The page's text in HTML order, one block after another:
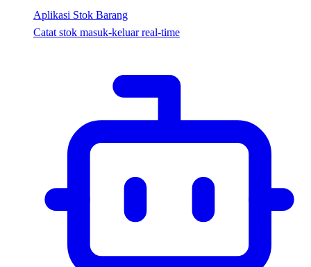
Aplikasi Stok Barang
Catat stok masuk-keluar real-time